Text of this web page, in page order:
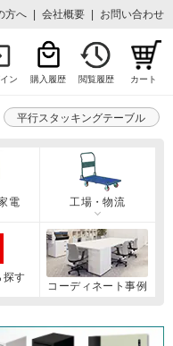
方へ 会社概要 お問い合わせ
ン 購入履歴 閲覧履歴 カート
平行スタッキングテーブル
電 工場・物流
探す
コーディネート事例